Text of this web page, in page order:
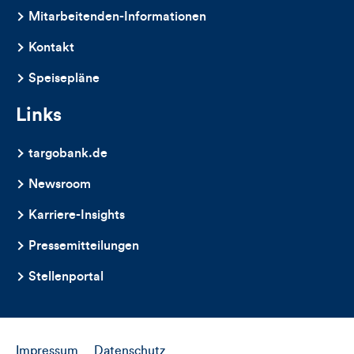
dieses
Artikels
Mitarbeitenden-Informationen
Kontakt
Speisepläne
Links
targobank.de
Newsroom
Karriere-Insights
Pressemitteilungen
Stellenportal
Impressum Datenschutz